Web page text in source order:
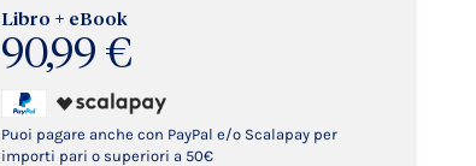
Libro + eBook
90,99 €
Puoi pagare anche con PayPal e/o Scalapay per
importi pari o superiori a 50€